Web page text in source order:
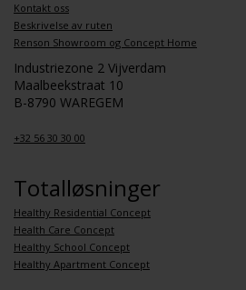
Kontakt oss
Beskrivelse av ruten
Renson Showroom og Concept Home
Industriezone 2 Vijverdam
Maalbeekstraat 10
B-8790 WAREGEM
+32 56 30 30 00
Totalløsninger
Healthy Residential Concept
Health Care Concept
Healthy School Concept
Healthy Apartment Concept